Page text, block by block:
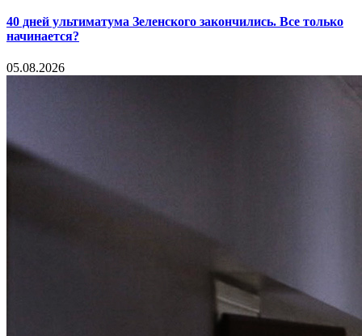
40 дней ультиматума Зеленского закончились. Все только
начинается?
05.08.2026